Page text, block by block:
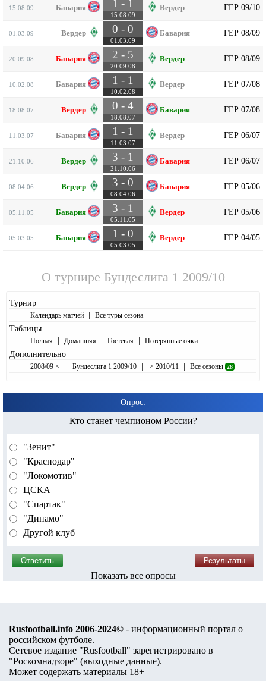
15.08.09 Бавария 1 - 1
15.08.09
Вердер ГЕР 09/10
01.03.09 Вердер 0 - 0
01.03.09
Бавария ГЕР 08/09
20.09.08 Бавария 2 - 5
20.09.08
Вердер ГЕР 08/09
10.02.08 Бавария 1 - 1
10.02.08
Вердер ГЕР 07/08
18.08.07 Вердер 0 - 4
18.08.07
Бавария ГЕР 07/08
11.03.07 Бавария 1 - 1
11.03.07
Вердер ГЕР 06/07
21.10.06 Вердер 3 - 1
21.10.06
Бавария ГЕР 06/07
08.04.06 Вердер 3 - 0
08.04.06
Бавария ГЕР 05/06
05.11.05 Бавария 3 - 1
05.11.05
Вердер ГЕР 05/06
05.03.05 Бавария 1 - 0
05.03.05
Вердер ГЕР 04/05
О турнире Бундеслига 1 2009/10
Турнир
Календарь матчей | Все туры сезона
Таблицы
Полная | Домашняя | Гостевая | Потерянные очки
Дополнительно
2008/09 < | Бундеслига 1 2009/10 | > 2010/11 | Все сезоны 28
Опрос:
Кто станет чемпионом России?
"Зенит"
"Краснодар"
"Локомотив"
ЦСКА
"Спартак"
"Динамо"
Другой клуб
Показать все опросы
Rusfootball.info 2006-2024© - информационный портал о
российском футболе.
Сетевое издание "Rusfootball" зарегистрировано в
"Роскомнадзоре" (выходные данные).
Может содержать материалы 18+